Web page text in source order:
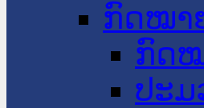
ກົດໝາ
ກົດ
ປະ